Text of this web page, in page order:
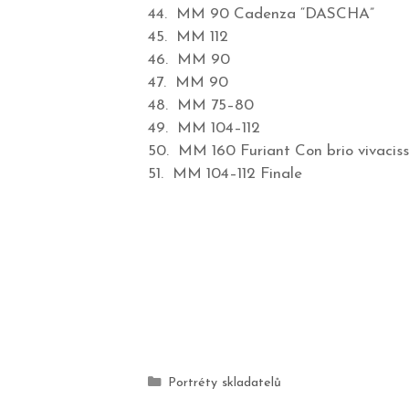
44. MM 90 Cadenza “DASCHA”
45. MM 112
46. MM 90
47. MM 90
48. MM 75–80
49. MM 104–112
50. MM 160 Furiant Con brio
51. MM 104–112 Finale
Portréty skladatelů